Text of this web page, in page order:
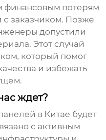
финансовым потерям
заказчиком. Позже
допустили
Этот случай
который помог
и избежать
ждет?
в Китае будет
с активным